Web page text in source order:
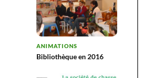
ANIMATIONS
Bibliothèque en 2016